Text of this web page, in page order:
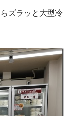
ズラッと大型冷